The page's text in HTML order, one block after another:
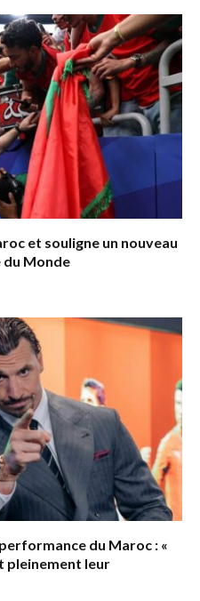
et souligne un nouveau
Monde
du Maroc : «
pleinement leur